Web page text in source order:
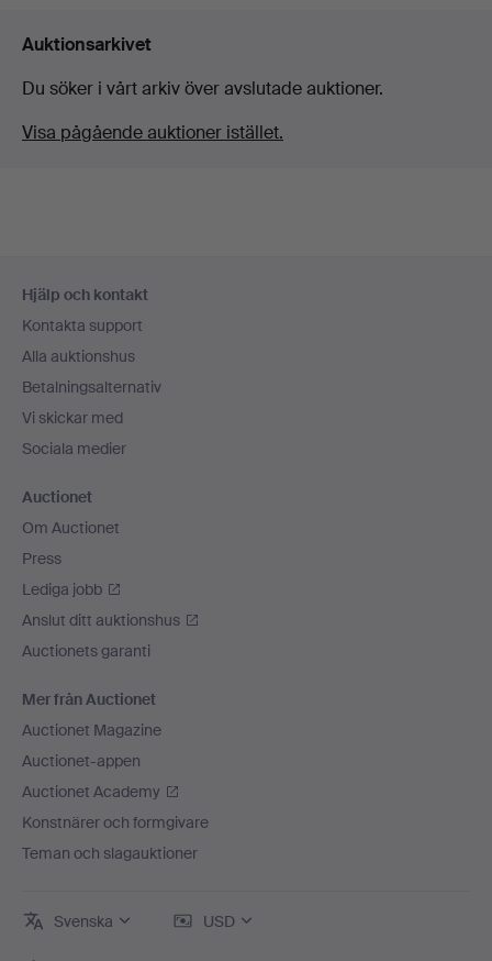
Auktionsarkivet
Du söker i vårt arkiv över avslutade auktioner.
Visa pågående auktioner istället.
Hjälp och kontakt
Kontakta support
Alla auktionshus
Betalningsalternativ
Vi skickar med
Sociala medier
Auctionet
Om Auctionet
Press
Lediga jobb
Anslut ditt auktionshus
Auctionets garanti
Mer från Auctionet
Auctionet Magazine
Auctionet-appen
Auctionet Academy
Konstnärer och formgivare
Teman och slagauktioner
Svenska USD